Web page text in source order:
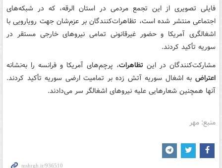
فایلی تصویری از این تجمع مردمی در استان الرقه، که در شبکه‌های
اجتماعی منتشر شده است، تظاهرات‌کنندگان بر عزم‌شان جهت رویارویی با
اشغالگری آمریکا و حضور غیرقانونی تمامی نیروهای خارجی مستقر در
سوریه تأکید کردند.
مشارکت‌کنندگان در این تظاهرات، پرچم‌های آمریکا و فرانسه را به‌نشانه
اعتراض به اشغال سوریه آتش زده بر تمامیت ارضی سوریه تأکید کردند.
آنها همچنین شعارهایی علیه نیروهای اشغالگر سر می‌دادند.
منبع: مهر